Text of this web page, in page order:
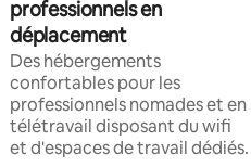
professionnels en
déplacement
Des hébergements
confortables pour les
professionnels nomades et en
télétravail disposant du wifi
et d'espaces de travail dédiés.